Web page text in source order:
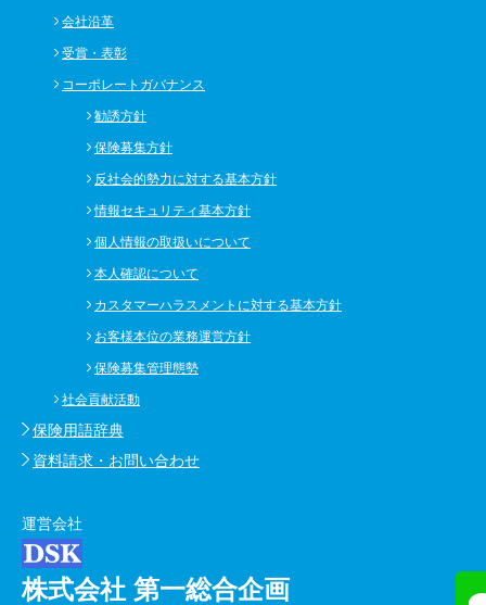
会社沿革
受賞・表彰
コーポレートガバナンス
勧誘方針
保険募集方針
反社会的勢力に対する基本方針
情報セキュリティ基本方針
個人情報の取扱いについて
本人確認について
カスタマーハラスメントに対する基本方針
お客様本位の業務運営方針
保険募集管理態勢
社会貢献活動
保険用語辞典
資料請求・お問い合わせ
運営会社
株式会社 第一総合企画